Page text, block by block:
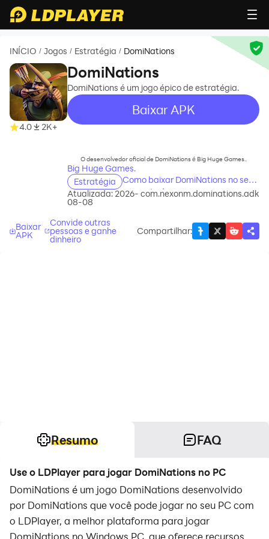
INÍCIO / Jogos / Estratégia / DomiNations
4.0 2K+
DomiNations
DomiNations é um jogo épico de estratégia.
Baixar APK
recommend
O desenvolvedor oficial de DomiNations é Big Huge Games..
Big Huge Games.
Estratégia
Como baixar DomiNations no seu
computador
Atualizada: 2026-
08-08
com.nexonm.dominations.adk
Baixar
APK
Convide outras
pessoas e ganhe
dinheiro
Compartilhar:
Resumo FAQ
Use o LDPlayer para jogar DomiNations no PC
DomiNations é um jogo DomiNations desenvolvido
por DomiNations que você pode jogar no seu PC com
o LDPlayer, a melhor plataforma para jogar
DomiNations no Windows PC, que oferece recursos